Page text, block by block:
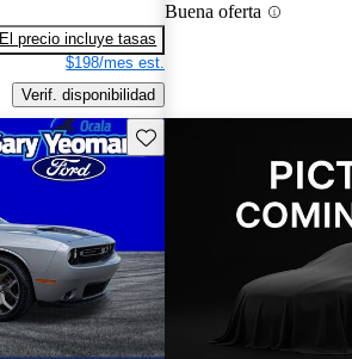
El precio incluye tasas
$198/mes est.
Verif. disponibilidad
Buena oferta
Guarda este Aviso